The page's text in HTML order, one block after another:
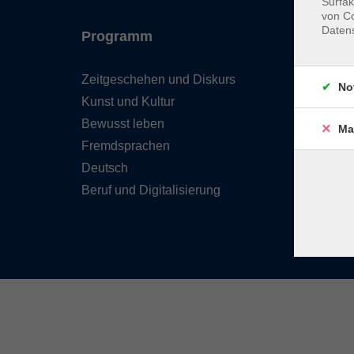
Programm
Zeitgeschehen und Diskurs
Kunst und Kultur
Bewusst leben
Fremdsprachen
Deutsch
Beruf und Digitalisierung
von